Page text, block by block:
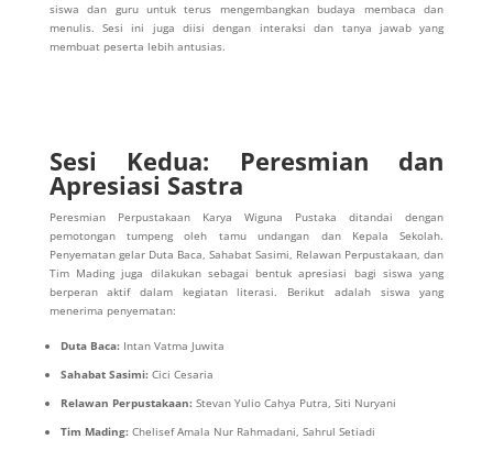
siswa dan guru untuk terus mengembangkan budaya membaca dan
menulis. Sesi ini juga diisi dengan interaksi dan tanya jawab yang
membuat peserta lebih antusias.
Sesi Kedua: Peresmian dan
Apresiasi Sastra
Peresmian Perpustakaan Karya Wiguna Pustaka ditandai dengan
pemotongan tumpeng oleh tamu undangan dan Kepala Sekolah.
Penyematan gelar Duta Baca, Sahabat Sasimi, Relawan Perpustakaan, dan
Tim Mading juga dilakukan sebagai bentuk apresiasi bagi siswa yang
berperan aktif dalam kegiatan literasi. Berikut adalah siswa yang
menerima penyematan:
Duta Baca:Intan Vatma Juwita
Sahabat Sasimi:Cici Cesaria
Relawan Perpustakaan:Stevan Yulio Cahya Putra, Siti Nuryani
Tim Mading:Chelisef Amala Nur Rahmadani, Sahrul Setiadi